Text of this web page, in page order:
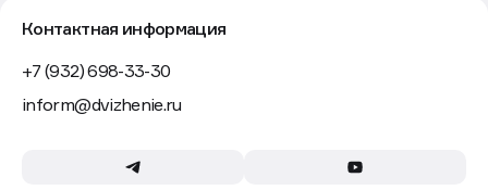
Контактная информация
+7 (932) 698-33-30
inform@dvizhenie.ru